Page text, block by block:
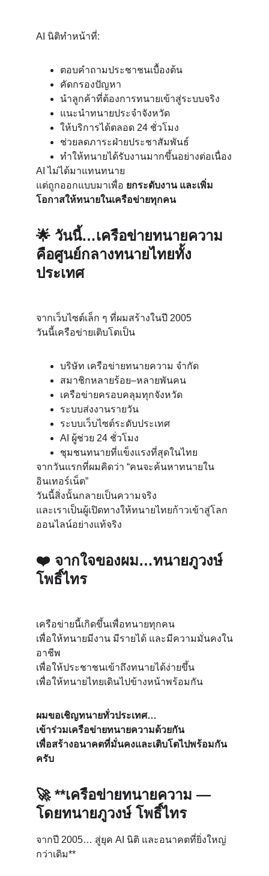
AI นิติทำหน้าที่:
ตอบคำถามประชาชนเบื้องต้น
คัดกรองปัญหา
นำลูกค้าที่ต้องการทนายเข้าสู่ระบบจริง
แนะนำทนายประจำจังหวัด
ให้บริการได้ตลอด 24 ชั่วโมง
ช่วยลดภาระฝ่ายประชาสัมพันธ์
ทำให้ทนายได้รับงานมากขึ้นอย่างต่อเนื่อง
AI ไม่ได้มาแทนทนาย
แต่ถูกออกแบบมาเพื่อ ยกระดับงาน และเพิ่ม
โอกาสให้ทนายในเครือข่ายทุกคน
🌟 วันนี้…เครือข่ายทนายความ
คือศูนย์กลางทนายไทยทั้ง
ประเทศ
จากเว็บไซต์เล็ก ๆ ที่ผมสร้างในปี 2005
วันนี้เครือข่ายเติบโตเป็น
บริษัท เครือข่ายทนายความ จำกัด
สมาชิกหลายร้อย–หลายพันคน
เครือข่ายครอบคลุมทุกจังหวัด
ระบบส่งงานรายวัน
ระบบเว็บไซต์ระดับประเทศ
AI ผู้ช่วย 24 ชั่วโมง
ชุมชนทนายที่แข็งแรงที่สุดในไทย
จากวันแรกที่ผมคิดว่า “คนจะค้นหาทนายใน
อินเทอร์เน็ต”
วันนี้สิ่งนั้นกลายเป็นความจริง
และเราเป็นผู้เปิดทางให้ทนายไทยก้าวเข้าสู่โลก
ออนไลน์อย่างแท้จริง
❤️ จากใจของผม…ทนายภูวงษ์
โพธิ์ไทร
เครือข่ายนี้เกิดขึ้นเพื่อทนายทุกคน
เพื่อให้ทนายมีงาน มีรายได้ และมีความมั่นคงใน
อาชีพ
เพื่อให้ประชาชนเข้าถึงทนายได้ง่ายขึ้น
เพื่อให้ทนายไทยเดินไปข้างหน้าพร้อมกัน
ผมขอเชิญทนายทั่วประเทศ…
เข้าร่วมเครือข่ายทนายความด้วยกัน
เพื่อสร้างอนาคตที่มั่นคงและเติบโตไปพร้อมกัน
ครับ
🚀 **เครือข่ายทนายความ —
โดยทนายภูวงษ์ โพธิ์ไทร
จากปี 2005… สู่ยุค AI นิติ และอนาคตที่ยิ่งใหญ่
กว่าเดิม**